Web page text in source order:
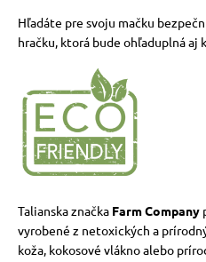
Hľadáte pre svoju mačku
hračku, ktorá bude ohľaduplná aj
Talianska značka Farm Company
vyrobené z netoxických a
koža, kokosové vlákno alebo